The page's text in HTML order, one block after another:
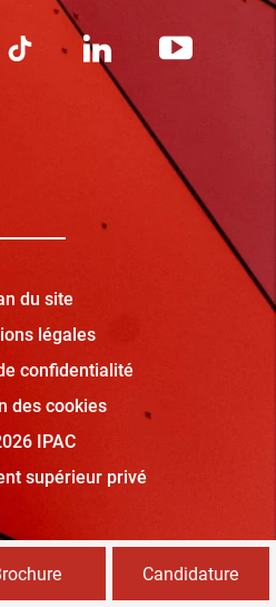
du site
légales
confidentialité
des cookies
IPAC
supérieur privé
Candidature